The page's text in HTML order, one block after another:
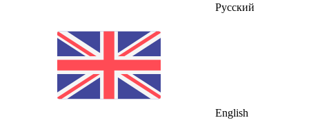
Русский
English